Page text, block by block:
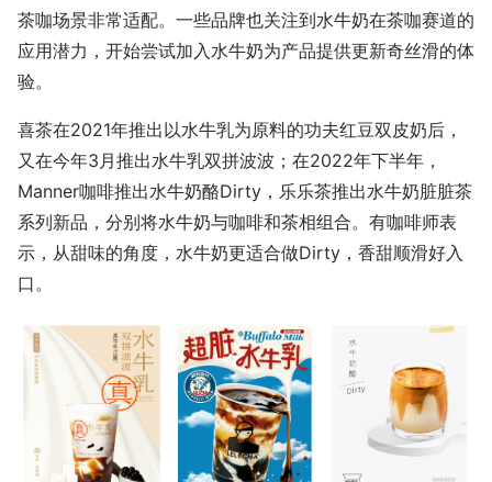
茶咖场景非常适配。一些品牌也关注到水牛奶在茶咖赛道的
应用潜力，开始尝试加入水牛奶为产品提供更新奇丝滑的体
验。
喜茶在2021年推出以水牛乳为原料的功夫红豆双皮奶后，
又在今年3月推出水牛乳双拼波波；在2022年下半年，
Manner咖啡推出水牛奶酪Dirty，乐乐茶推出水牛奶脏脏茶
系列新品，分别将水牛奶与咖啡和茶相组合。有咖啡师表
示，从甜味的角度，水牛奶更适合做Dirty，香甜顺滑好入
口。